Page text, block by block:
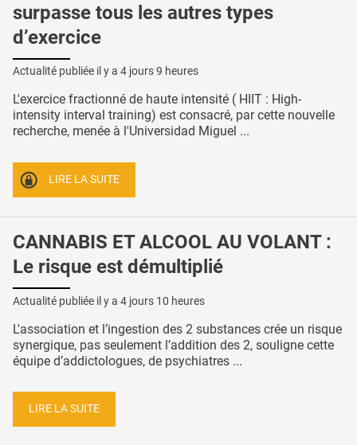
surpasse tous les autres types
d’exercice
Actualité publiée il y a 4 jours 9 heures
L'exercice fractionné de haute intensité ( HIIT : High-
intensity interval training) est consacré, par cette nouvelle
recherche, menée à l'Universidad Miguel ...
LIRE LA SUITE
CANNABIS ET ALCOOL AU VOLANT :
Le risque est démultiplié
Actualité publiée il y a 4 jours 10 heures
L'association et l’ingestion des 2 substances crée un risque
synergique, pas seulement l’addition des 2, souligne cette
équipe d’addictologues, de psychiatres ...
LIRE LA SUITE